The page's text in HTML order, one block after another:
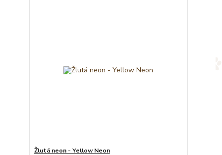
Žlutá neon - Yellow Neon